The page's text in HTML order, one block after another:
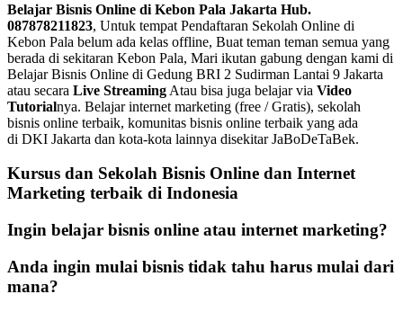
Belajar Bisnis Online di Kebon Pala Jakarta Hub.
087878211823, Untuk tempat Pendaftaran Sekolah Online di
Kebon Pala belum ada kelas offline, Buat teman teman semua yang
berada di sekitaran Kebon Pala, Mari ikutan gabung dengan kami di
Belajar Bisnis Online di Gedung BRI 2 Sudirman Lantai 9 Jakarta
atau secara Live Streaming Atau bisa juga belajar via Video
Tutorialnya. Belajar internet marketing (free / Gratis), sekolah
bisnis online terbaik, komunitas bisnis online terbaik yang ada
di DKI Jakarta dan kota-kota lainnya disekitar JaBoDeTaBek.
Kursus dan Sekolah Bisnis Online dan Internet
Marketing terbaik di Indonesia
Ingin belajar bisnis online atau internet marketing?
Anda ingin mulai bisnis tidak tahu harus mulai dari
mana?